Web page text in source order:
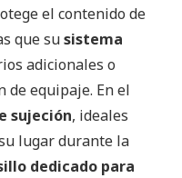
el contenido de
que susistema
adicionales o
de equipaje. En el
sujeción, ideales
lugar durante la
dedicado para